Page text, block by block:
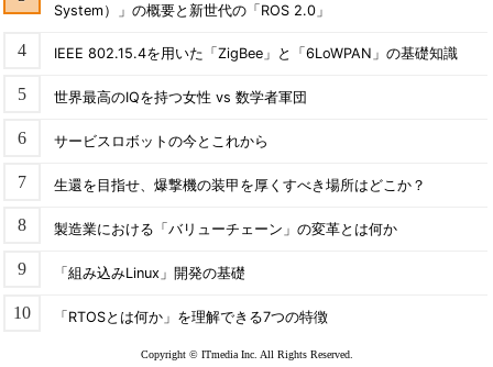
System）」の概要と新世代の「ROS 2.0」
IEEE 802.15.4を用いた「ZigBee」と「6LoWPAN」の基礎知識
世界最高のIQを持つ女性 vs 数学者軍団
サービスロボットの今とこれから
生還を目指せ、爆撃機の装甲を厚くすべき場所はどこか？
製造業における「バリューチェーン」の変革とは何か
「組み込みLinux」開発の基礎
「RTOSとは何か」を理解できる7つの特徴
Copyright © ITmedia Inc. All Rights Reserved.